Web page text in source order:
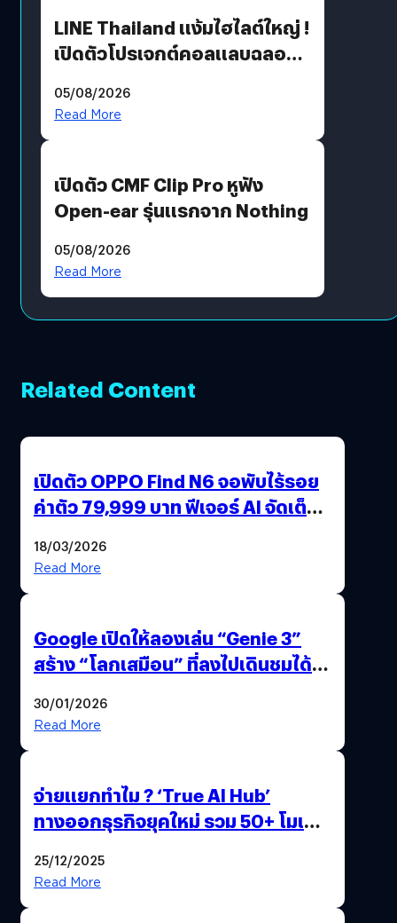
LINE Thailand แง้มไฮไลต์ใหญ่ !
เปิดตัวโปรเจกต์คอลแลบฉลอง
Moon x LINE FRIENDS
05/08/2026
Read More
เปิดตัว CMF Clip Pro หูฟัง
Open-ear รุ่นแรกจาก Nothing
05/08/2026
Read More
Related Content
เปิดตัว OPPO Find N6 จอพับไร้รอย
ค่าตัว 79,999 บาท ฟีเจอร์ AI จัดเต็ม
18/03/2026
Read More
Google เปิดให้ลองเล่น “Genie 3”
สร้าง “โลกเสมือน” ที่ลงไปเดินชมได้
30/01/2026
Read More
จ่ายแยกทำไม ? ‘True AI Hub’
ทางออกธุรกิจยุคใหม่ รวม 50+ โมเดล
25/12/2025
Read More